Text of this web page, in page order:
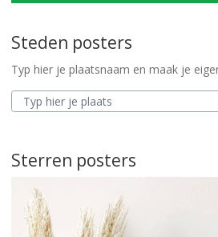
Steden posters
Typ hier je plaatsnaam en maak je
Sterren posters